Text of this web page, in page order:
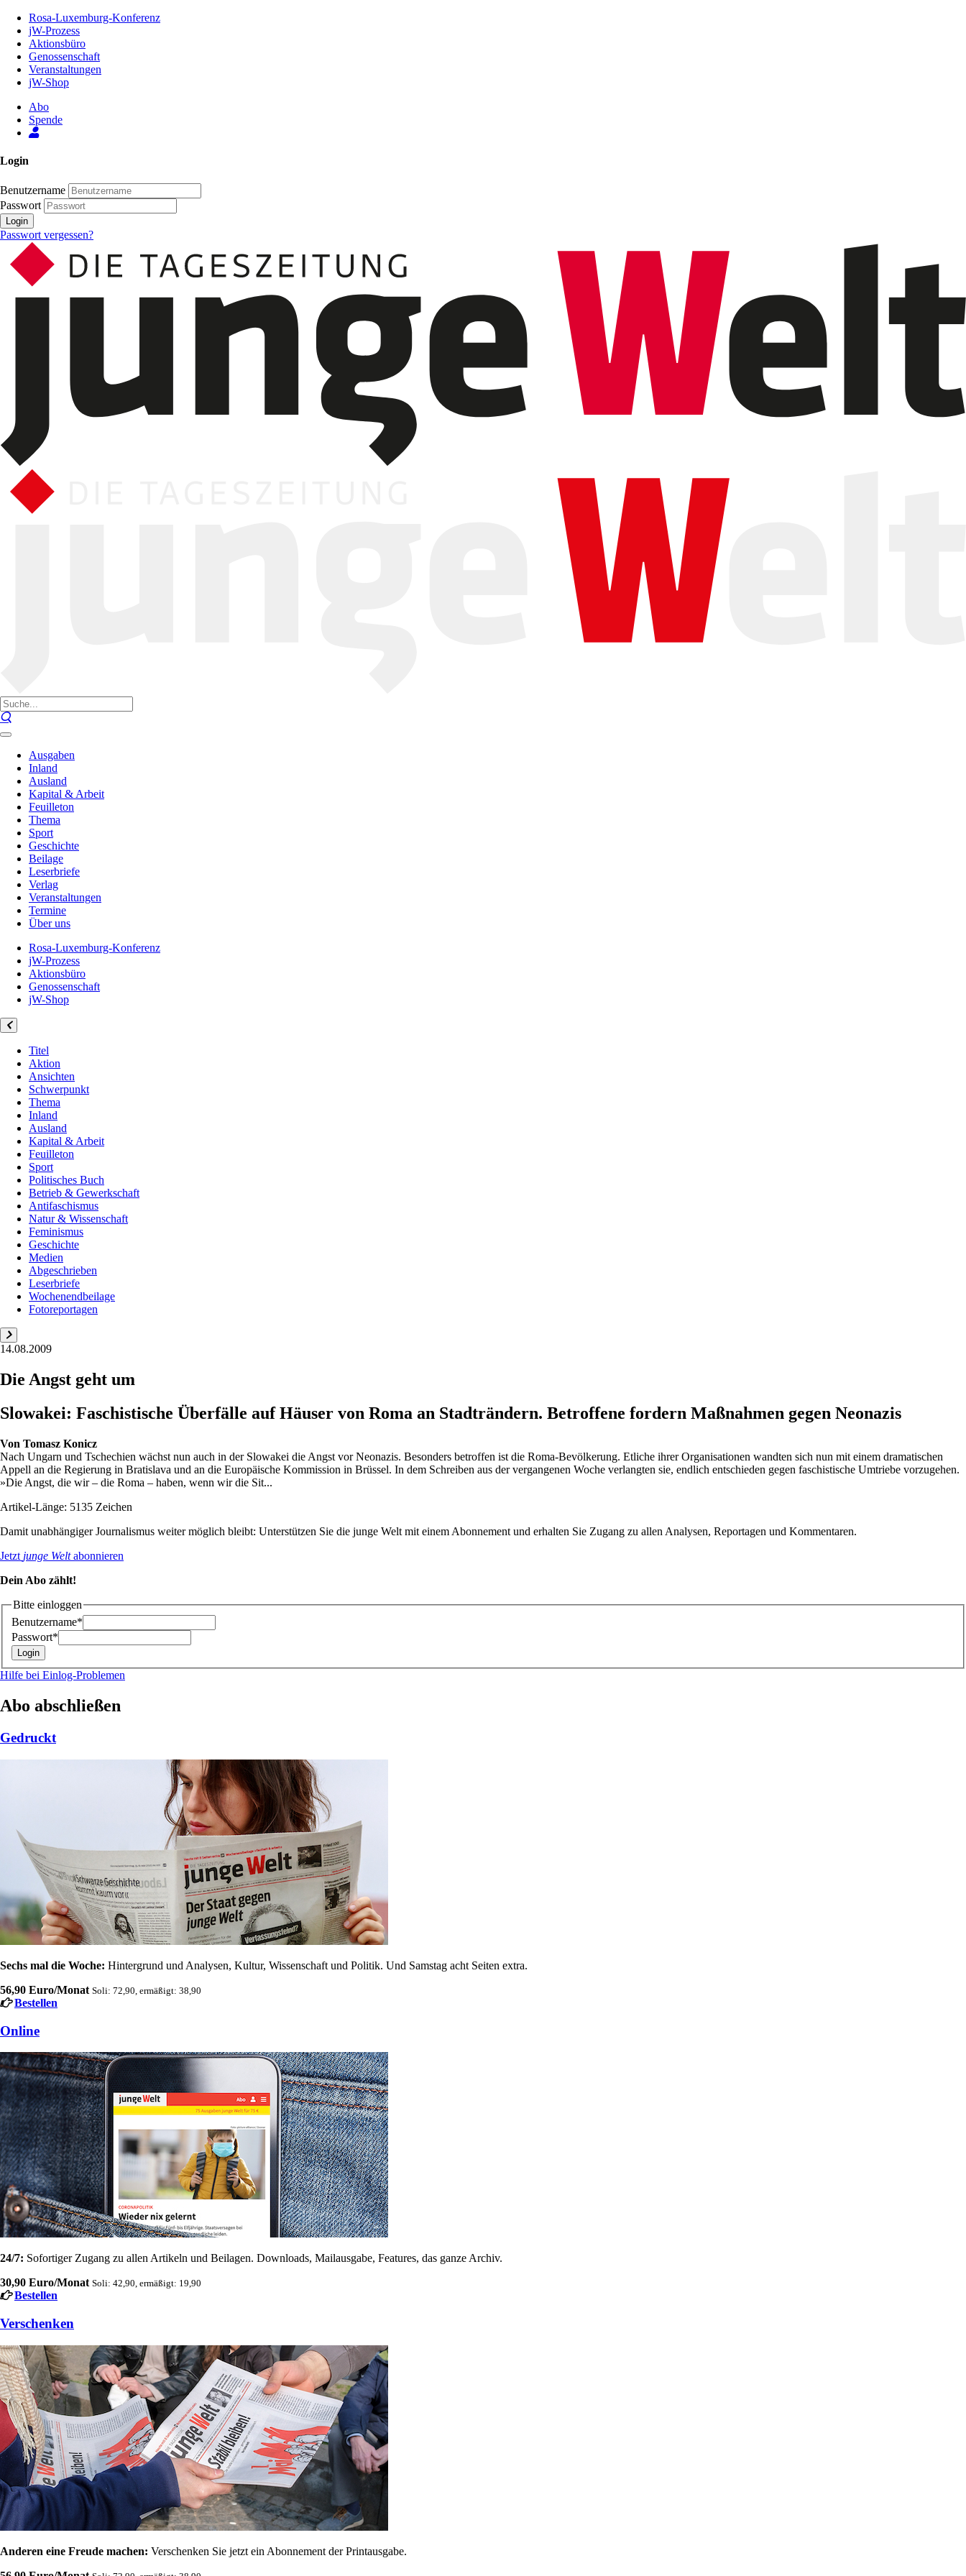
Inhalt
Seite
Rosa-Luxemburg-Konferenz
jW-Prozess
Aktionsbüro
Genossenschaft
Veranstaltungen
jW-Shop
Abo
Spende
Login
Benutzername
Passwort
Login
Passwort vergessen?
Ausgaben
Inland
Ausland
Kapital & Arbeit
Feuilleton
Thema
Sport
Geschichte
Beilage
Leserbriefe
Verlag
Veranstaltungen
Termine
Über uns
Rosa-Luxemburg-Konferenz
jW-Prozess
Aktionsbüro
Genossenschaft
jW-Shop
Titel
Aktion
Ansichten
Schwerpunkt
Thema
Inland
Ausland
Kapital & Arbeit
Feuilleton
Sport
Politisches Buch
Betrieb & Gewerkschaft
Antifaschismus
Natur & Wissenschaft
Feminismus
Geschichte
Medien
Abgeschrieben
Leserbriefe
Wochenendbeilage
Fotoreportagen
14.08.2009
Die Angst geht um
Slowakei: Faschistische Überfälle auf Häuser von Roma an Stadträndern. Betroffene fordern Maßnahmen gegen Neonazis
Von Tomasz Konicz
Nach Ungarn und Tschechien wächst nun auch in der Slowakei die Angst vor Neonazis. Besonders betroffen ist die Roma-Bevölkerung. Etliche ihrer Organisationen wandten sich nun mit einem dramatischen
Appell an die Regierung in Bratislava und an die Europäische Kommission in Brüssel. In dem Schreiben aus der vergangenen Woche verlangten sie, endlich entschieden gegen faschistische Umtriebe vorzugehen.
»Die Angst, die wir – die Roma – haben, wenn wir die Sit...
Artikel-Länge: 5135 Zeichen
Damit unabhängiger Journalismus weiter möglich bleibt: Unterstützen Sie die junge Welt mit einem Abonnement und erhalten Sie Zugang zu allen Analysen, Reportagen und Kommentaren.
Jetzt junge Weltabonnieren
Dein Abo zählt!
Bitte einloggen
Benutzername*
Passwort*
Hilfe bei Einlog-Problemen
Abo abschließen
Gedruckt
Sechs mal die Woche: Hintergrund und Analysen, Kultur, Wissenschaft und Politik. Und Samstag acht Seiten extra.
56,90 Euro/Monat Soli: 72,90, ermäßigt: 38,90
Bestellen
Online
24/7: Sofortiger Zugang zu allen Artikeln und Beilagen. Downloads, Mailausgabe, Features, das ganze Archiv.
30,90 Euro/Monat Soli: 42,90, ermäßigt: 19,90
Bestellen
Verschenken
Anderen eine Freude machen: Verschenken Sie jetzt ein Abonnement der Printausgabe.